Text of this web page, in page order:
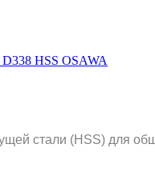
стали (HSS) для